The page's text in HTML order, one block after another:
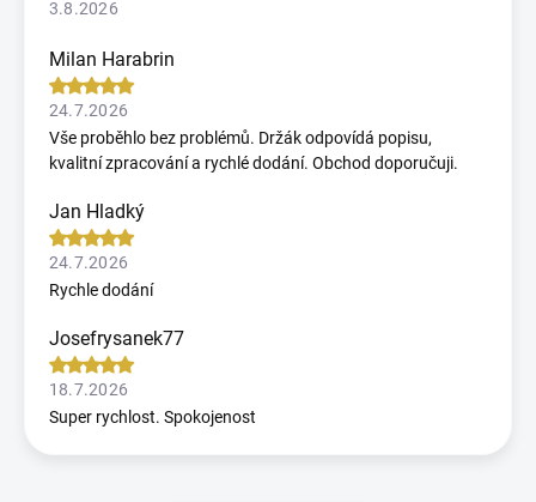
3.8.2026
Milan Harabrin
24.7.2026
Vše proběhlo bez problémů. Držák odpovídá popisu,
kvalitní zpracování a rychlé dodání. Obchod doporučuji.
Jan Hladký
24.7.2026
Rychle dodání
Josefrysanek77
18.7.2026
Super rychlost. Spokojenost